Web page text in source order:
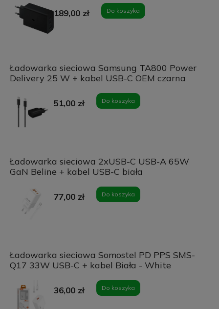
189,00 zł Do koszyka
Ładowarka sieciowa Samsung TA800 Power
Delivery 25 W + kabel USB-C OEM czarna
51,00 zł Do koszyka
Ładowarka sieciowa 2xUSB-C USB-A 65W
GaN Beline + kabel USB-C biała
77,00 zł Do koszyka
Ładowarka sieciowa Somostel PD PPS SMS-
Q17 33W USB-C + kabel Biała - White
36,00 zł Do koszyka